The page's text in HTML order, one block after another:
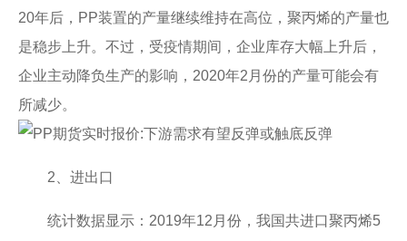
20年后，PP装置的产量继续维持在高位，聚丙烯的产量也
是稳步上升。不过，受疫情期间，企业库存大幅上升后，
企业主动降负生产的影响，2020年2月份的产量可能会有
所减少。
2、进出口
统计数据显示：2019年12月份，我国共进口聚丙烯5